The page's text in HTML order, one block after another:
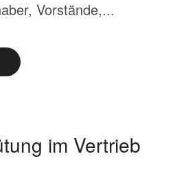
Vorstände,...
im Vertrieb